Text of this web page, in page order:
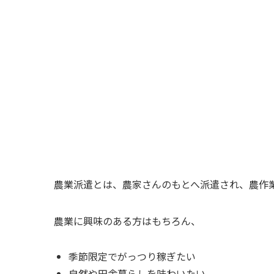
農業派遣とは、 農家さんのもとへ派遣され、農
農業に興味のある方はもちろん、
季節限定でがっつり稼ぎたい